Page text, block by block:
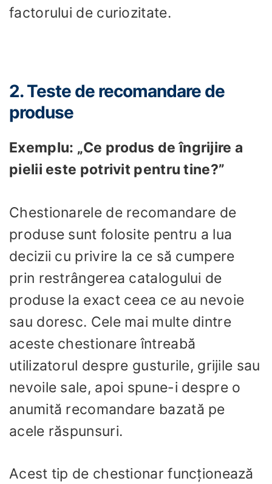
factorului de curiozitate.
2. Teste de recomandare de
produse
Exemplu: „Ce produs de îngrijire a
pielii este potrivit pentru tine?”
Chestionarele de recomandare de
produse sunt folosite pentru a lua
decizii cu privire la ce să cumpere
prin restrângerea catalogului de
produse la exact ceea ce au nevoie
sau doresc. Cele mai multe dintre
aceste chestionare întreabă
utilizatorul despre gusturile, grijile sau
nevoile sale, apoi spune-i despre o
anumită recomandare bazată pe
acele răspunsuri.
Acest tip de chestionar funcționează